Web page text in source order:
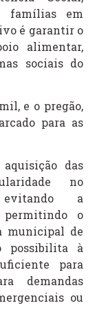
famílias em
é garantir o
alimentar,
sociais do
e o pregão,
para as
das
no
a
permitindo o
municipal de
possibilita à
para
demandas
ou